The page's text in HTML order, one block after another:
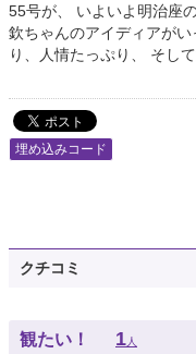
55号が、 いよいよ明治座
欽ちゃんのアイディアが
り、人情たっぷり、 そして
埋め込みコード
クチコミ
観たい！ 1人